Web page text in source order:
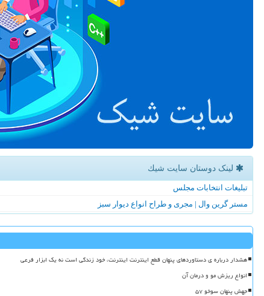
لینک دوستان سایت شیك
تبلیغات انتخابات مجلس
مستر گرین وال | مجری و طراح انواع دیوار سبز
هشدار درباره ی دستاوردهای پنهان قطع اینترنت اینترنت، خود زندگی است نه یک ابزار فرعی
انواع ریزش مو و درمان آن
جهش پنهان سوخو ۵۷